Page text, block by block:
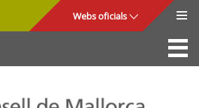
Webs oficials
La Seu
Consell de Mallorca